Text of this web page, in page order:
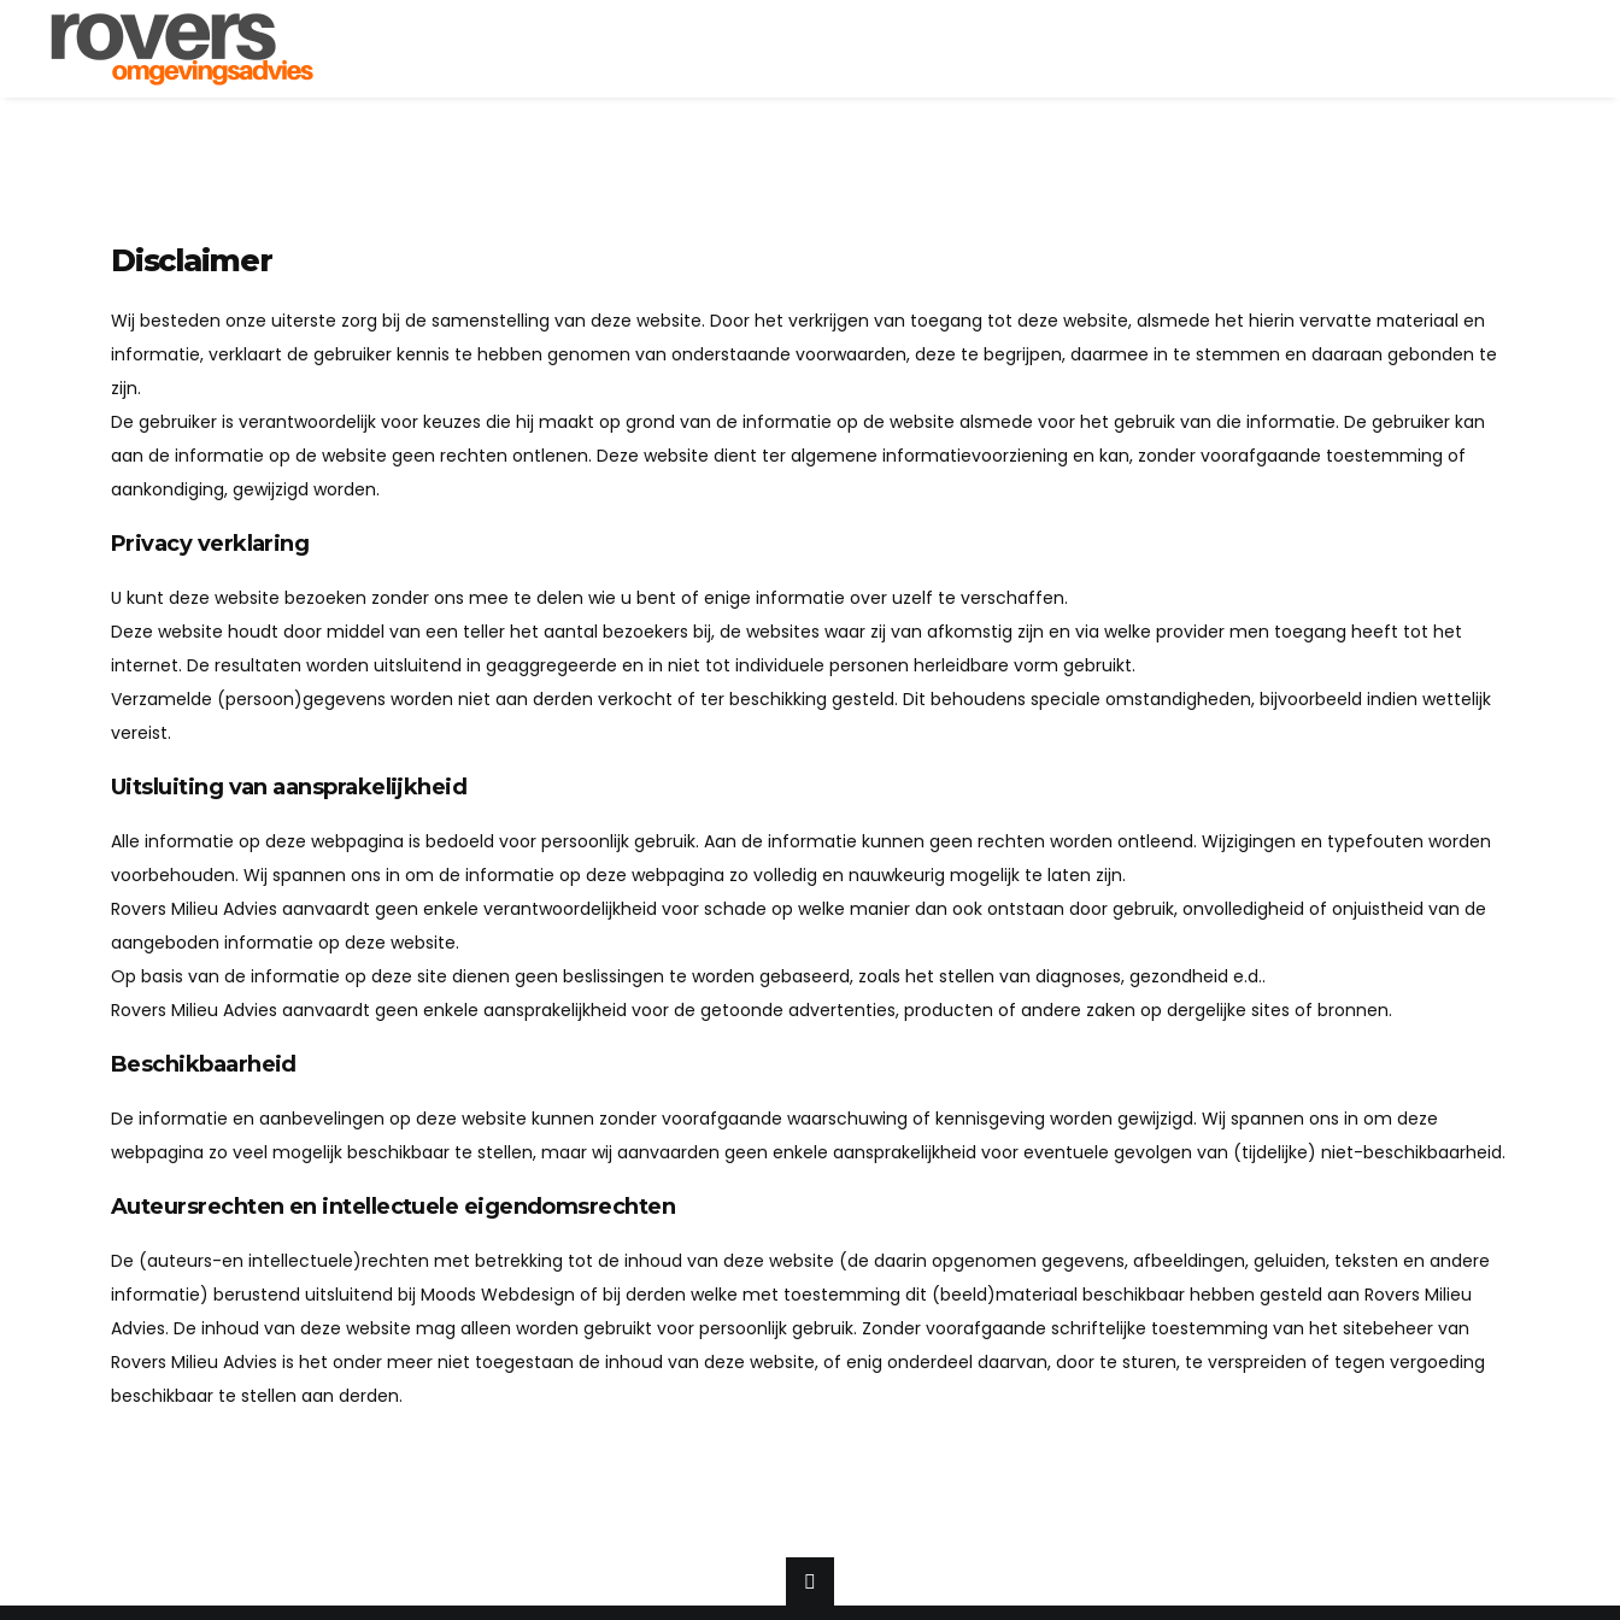
Disclaimer
Wij besteden onze uiterste zorg bij de samenstelling van deze website. Door het verkrijgen van toegang tot deze website, alsmede het hierin vervatte materiaal en
informatie, verklaart de gebruiker kennis te hebben genomen van onderstaande voorwaarden, deze te begrijpen, daarmee in te stemmen en daaraan gebonden te
zijn.
De gebruiker is verantwoordelijk voor keuzes die hij maakt op grond van de informatie op de website alsmede voor het gebruik van die informatie. De gebruiker kan
aan de informatie op de website geen rechten ontlenen. Deze website dient ter algemene informatievoorziening en kan, zonder voorafgaande toestemming of
aankondiging, gewijzigd worden.
Privacy verklaring
U kunt deze website bezoeken zonder ons mee te delen wie u bent of enige informatie over uzelf te verschaffen.
Deze website houdt door middel van een teller het aantal bezoekers bij, de websites waar zij van afkomstig zijn en via welke provider men toegang heeft tot het
internet. De resultaten worden uitsluitend in geaggregeerde en in niet tot individuele personen herleidbare vorm gebruikt.
Verzamelde (persoon)gegevens worden niet aan derden verkocht of ter beschikking gesteld. Dit behoudens speciale omstandigheden, bijvoorbeeld indien wettelijk
vereist.
Uitsluiting van aansprakelijkheid
Alle informatie op deze webpagina is bedoeld voor persoonlijk gebruik. Aan de informatie kunnen geen rechten worden ontleend. Wijzigingen en typefouten worden
voorbehouden. Wij spannen ons in om de informatie op deze webpagina zo volledig en nauwkeurig mogelijk te laten zijn.
Rovers Milieu Advies aanvaardt geen enkele verantwoordelijkheid voor schade op welke manier dan ook ontstaan door gebruik, onvolledigheid of onjuistheid van de
aangeboden informatie op deze website.
Op basis van de informatie op deze site dienen geen beslissingen te worden gebaseerd, zoals het stellen van diagnoses, gezondheid e.d..
Rovers Milieu Advies aanvaardt geen enkele aansprakelijkheid voor de getoonde advertenties, producten of andere zaken op dergelijke sites of bronnen.
Beschikbaarheid
De informatie en aanbevelingen op deze website kunnen zonder voorafgaande waarschuwing of kennisgeving worden gewijzigd. Wij spannen ons in om deze
webpagina zo veel mogelijk beschikbaar te stellen, maar wij aanvaarden geen enkele aansprakelijkheid voor eventuele gevolgen van (tijdelijke) niet-beschikbaarheid.
Auteursrechten en intellectuele eigendomsrechten
De (auteurs-en intellectuele)rechten met betrekking tot de inhoud van deze website (de daarin opgenomen gegevens, afbeeldingen, geluiden, teksten en andere
informatie) berustend uitsluitend bij Moods Webdesign of bij derden welke met toestemming dit (beeld)materiaal beschikbaar hebben gesteld aan Rovers Milieu
Advies. De inhoud van deze website mag alleen worden gebruikt voor persoonlijk gebruik. Zonder voorafgaande schriftelijke toestemming van het sitebeheer van
Rovers Milieu Advies is het onder meer niet toegestaan de inhoud van deze website, of enig onderdeel daarvan, door te sturen, te verspreiden of tegen vergoeding
beschikbaar te stellen aan derden.
WIE ZIJN WIJ
WAT DOEN WE
ONS WERK